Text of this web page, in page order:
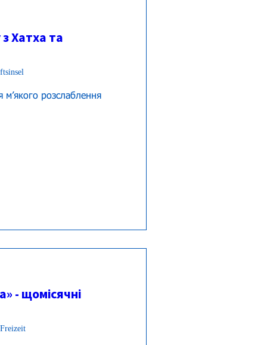
Хатха та
розслаблення
- щомісячні